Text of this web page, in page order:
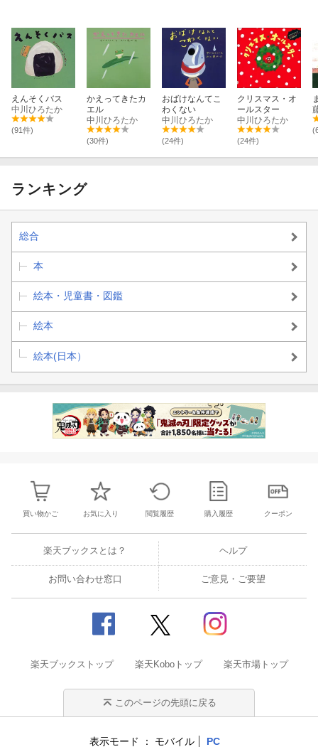
えんそくバス
中川ひろたか
(91件)
かえってきたカ
エル
中川ひろたか
(30件)
おばけなんてこ
わくない
中川ひろたか
(24件)
クリスマス・オ
ールスター
中川ひろたか
(24件)
ランキング
総合
本
絵本・児童書・図鑑
絵本
絵本(日本）
買い物かご お気に入り 閲覧履歴 購入履歴 クーポン
楽天ブックスとは？ ヘルプ
お問い合わせ窓口 ご意見・ご要望
楽天ブックストップ 楽天Koboトップ 楽天市場トップ
このページの先頭に戻る
表示モード モバイル PC